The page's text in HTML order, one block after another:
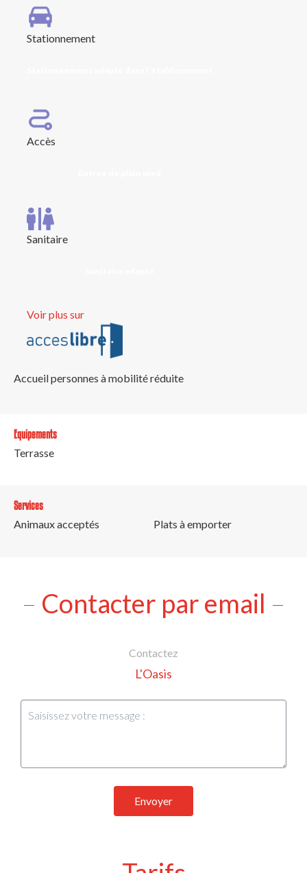
Stationnement
Accès
Sanitaire
Voir plus sur
Accueil personnes à mobilité réduite
Equipements
Terrasse
Services
Animaux acceptés
Plats à emporter
Contacter par email
Contactez
L'Oasis
Envoyer